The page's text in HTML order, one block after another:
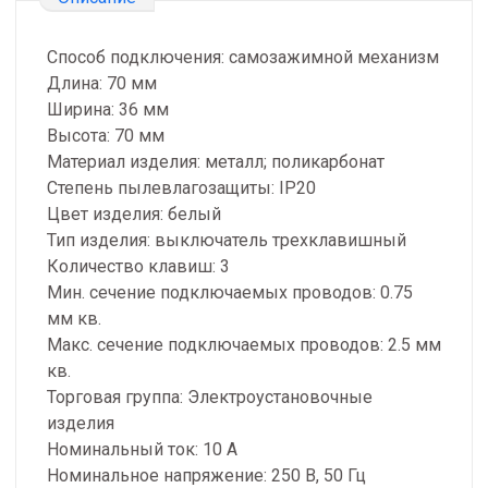
Способ подключения: самозажимной механизм
Длина: 70 мм
Ширина: 36 мм
Высота: 70 мм
Материал изделия: металл; поликарбонат
Степень пылевлагозащиты: IP20
Цвет изделия: белый
Тип изделия: выключатель трехклавишный
Количество клавиш: 3
Мин. сечение подключаемых проводов: 0.75
мм кв.
Макс. сечение подключаемых проводов: 2.5 мм
кв.
Торговая группа: Электроустановочные
изделия
Номинальный ток: 10 А
Номинальное напряжение: 250 В, 50 Гц